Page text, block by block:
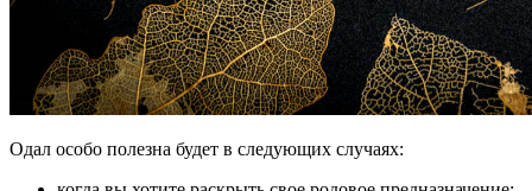
Одал особо полезна будет в следующих случаях: